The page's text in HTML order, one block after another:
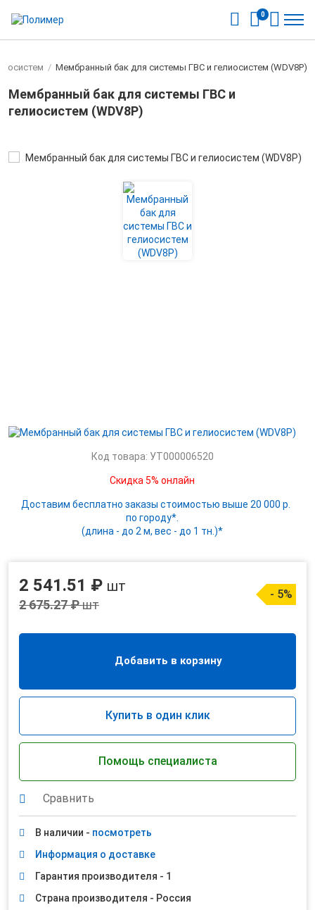
0
/ Мембранный бак для системы ГВС и гелиосистем (WDV8P)
Мембранный бак для системы ГВС и
гелиосистем (WDV8P)
Код товара: УТ000006520
Скидка 5% онлайн
Доставим бесплатно заказы стоимостью выше 20 000 р.
по городу*.
(длина - до 2 м, вес - до 1 тн.)*
2 541.51 ₽ шт
2 675.27 ₽шт
- 5%
Добавить в корзину
Купить в один клик
Помощь специалиста
Сравнить
В наличии - посмотреть
Информация о доставке
Гарантия производителя - 1
Страна производителя - Россия